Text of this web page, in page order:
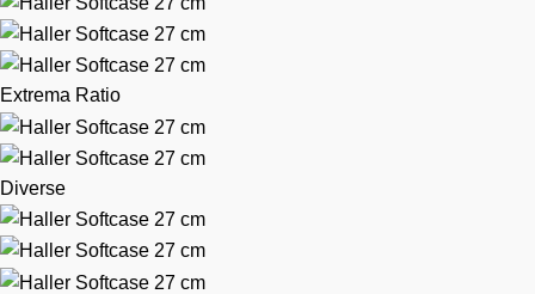
Extrema Ratio
Diverse